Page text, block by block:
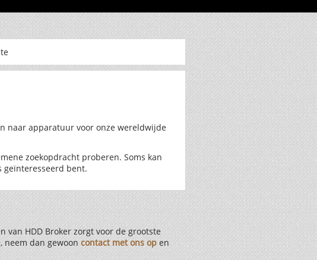
naar apparatuur voor onze wereldwijde
zoekopdracht proberen. Soms kan
geïnteresseerd bent.
van HDD Broker zorgt voor de grootste
neem dan gewoon contact met ons op en